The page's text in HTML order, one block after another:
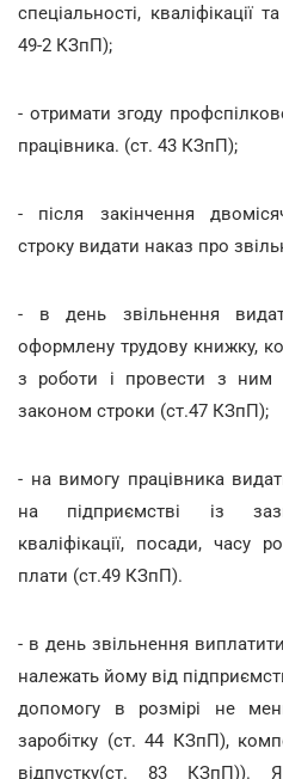
спеціальності, кваліфікації
49-2 КЗпП);
- отримати згоду
працівника. (ст. 43 КЗпП);
- після закінчення
строку видати наказ про
- в день звільнення
оформлену трудову книжку,
з роботи і провести з ним
законом строки (ст.47 КЗпП);
- на вимогу працівника
на підприємстві із
кваліфікації, посади, часу
плати (ст.49 КЗпП).
- в день звільнення
належать йому від
допомогу в розмірі не
заробітку (ст. 44 КЗпП),
відпустку(ст. 83 КЗпП)).